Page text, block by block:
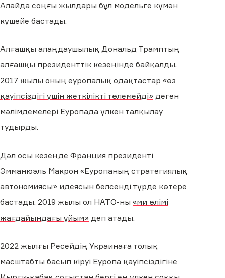
Алайда соңғы жылдары бұл модельге күмән
күшейе бастады.
Алғашқы алаңдаушылық Дональд Трамптың
алғашқы президенттік кезеңінде байқалды.
2017 жылы оның еуропалық одақтастар «өз
қауіпсіздігі үшін жеткілікті төлемейді» деген
мәлімдемелері Еуропада үлкен талқылау
тудырды.
Дәл осы кезеңде Франция президенті
Эмманюэль Макрон «Еуропаның стратегиялық
автономиясы» идеясын белсенді түрде көтере
бастады. 2019 жылы ол НАТО-ны «ми өлімі
жағдайындағы ұйым» деп атады.
2022 жылғы Ресейдің Украинаға толық
масштабты басып кіруі Еуропа қауіпсіздігіне